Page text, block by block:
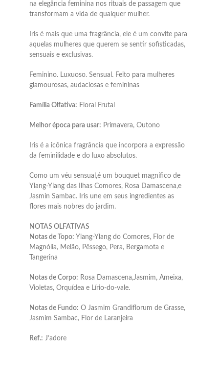
na elegância feminina nos rituais de passagem que
transformam a vida de qualquer mulher.
Iris é mais que uma fragrância, ele é um convite para
aquelas mulheres que querem se sentir sofisticadas,
sensuais e exclusivas.
Feminino. Luxuoso. Sensual. Feito para mulheres
glamourosas, audaciosas e femininas
Família Olfativa: Floral Frutal
Melhor época para usar: Primavera, Outono
Iris é a icônica fragrância que incorpora a expressão
da feminilidade e do luxo absolutos.
Como um véu sensual,é um bouquet magnífico de
Ylang-Ylang das Ilhas Comores, Rosa Damascena,e
Jasmin Sambac. Iris une em seus ingredientes as
flores mais nobres do jardim.
NOTAS OLFATIVAS
Notas de Topo: Ylang-Ylang do Comores, Flor de
Magnólia, Melão, Pêssego, Pera, Bergamota e
Tangerina
Notas de Corpo: Rosa Damascena,Jasmim, Ameixa,
Violetas, Orquídea e Lírio-do-vale.
Notas de Fundo: O Jasmim Grandiflorum de Grasse,
Jasmim Sambac, Flor de Laranjeira
Ref.: J’adore